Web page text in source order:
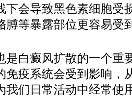
下会导致黑色素细胞受
膊等暴露部位更容易受
白癜风扩散的一个重
免疫系统会受到影响，
我们日常活动中经常使